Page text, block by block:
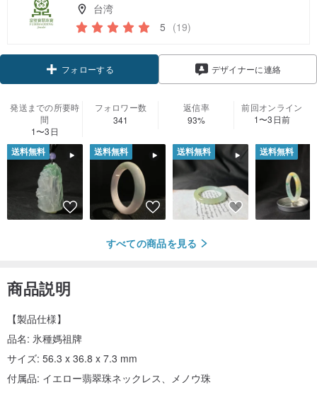
台湾
5 (19)
フォローする デザイナーに連絡
発送までの所要時
間
1〜3日
フォロワー数
341
返信率
93%
前回オンライン
1〜3日前
送料無料 送料無料 送料無料 送料無料
すべての商品を見る
商品説明
【製品仕様】
品名: 氷種媽祖牌
サイズ: 56.3 x 36.8 x 7.3 mm
付属品: イエロー翡翠珠ネックレス、メノウ珠